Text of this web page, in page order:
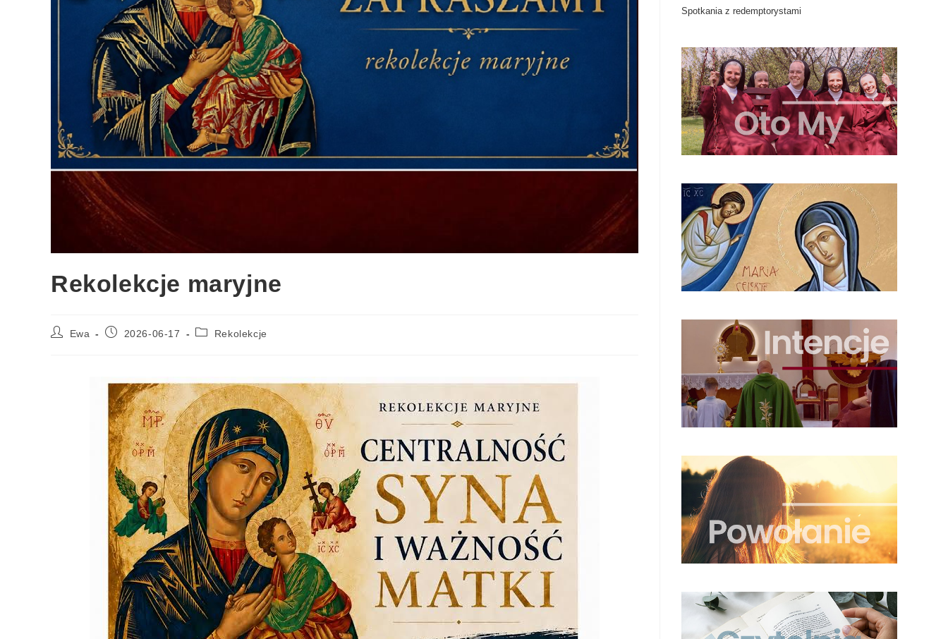
Rekolekcje maryjne
Ewa 2026-06-17 Rekolekcje
Spotkania z redemptorystami